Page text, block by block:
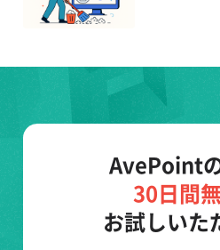
AvePoint
30日間
お試しいた